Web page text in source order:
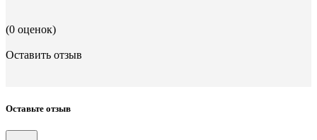
(0 оценок)
Оставить отзыв
Оставьте отзыв